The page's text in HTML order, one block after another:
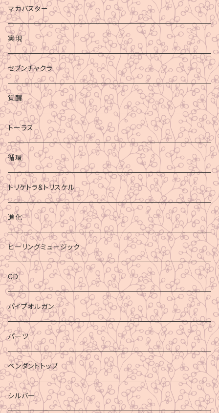
マカバスター
実現
セブンチャクラ
覚醒
トーラス
循環
トリケトラ&トリスケル
進化
ヒーリングミュージック
CD
パイプオルガン
パーツ
ペンダントトップ
シルバー